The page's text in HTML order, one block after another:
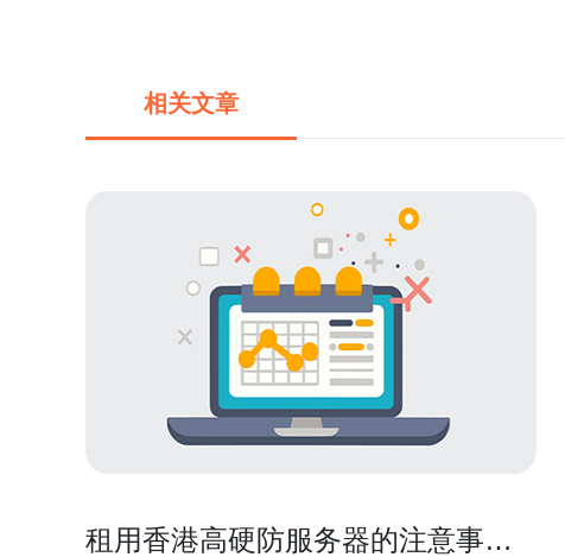
相关文章
租用香港高硬防服务器的注意事项